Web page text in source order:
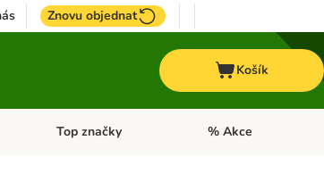
Znovu objednat
Košík
Otevřít menu: + VET Dieta
Top značky Otevřít menu: Top
% Akce